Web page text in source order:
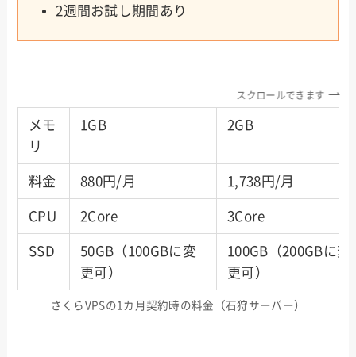
2週間お試し期間あり
スクロールできます
メモ
リ
1GB 2GB
料金 880円/月 1,738円/月
CPU 2Core 3Core
SSD
50GB（100GBに変
更可）
100GB（200GBに変
更可）
さくらVPSの1カ月契約時の料金（石狩サーバー）